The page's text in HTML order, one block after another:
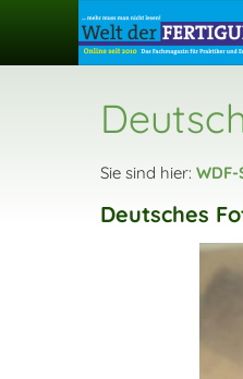
Sie sind hier:
Deutsches